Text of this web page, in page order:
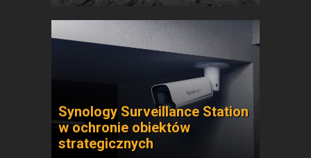
Synology Surveillance Station
w ochronie obiektów
strategicznych